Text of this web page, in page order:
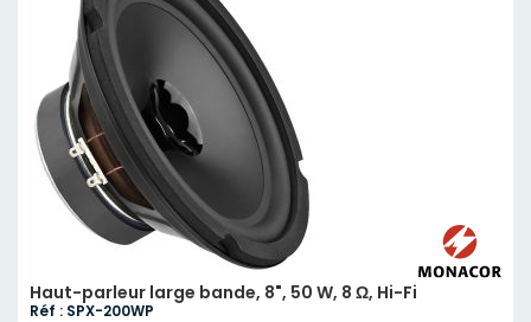
Haut-parleur large bande, 8", 50 W, 8 Ω, Hi-Fi
Réf : SPX-200WP